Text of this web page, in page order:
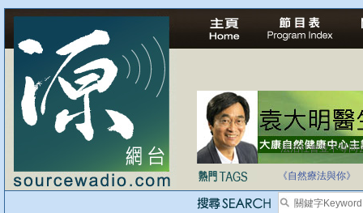
法治社會並不等同
自家教育合法化-
《自然療法與你》